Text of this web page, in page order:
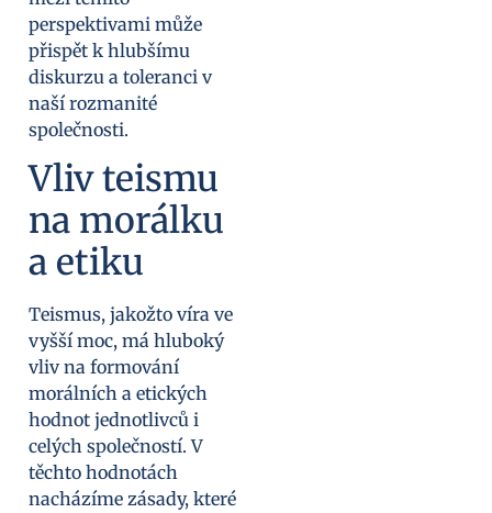
perspektivami může
přispět k hlubšímu
diskurzu a toleranci v
naší rozmanité
společnosti.
Vliv teismu
na morálku
a etiku
Teismus, jakožto víra ve
vyšší moc, má hluboký
vliv na formování
morálních a etických
hodnot jednotlivců i
celých společností. V
těchto hodnotách
nacházíme zásady, které